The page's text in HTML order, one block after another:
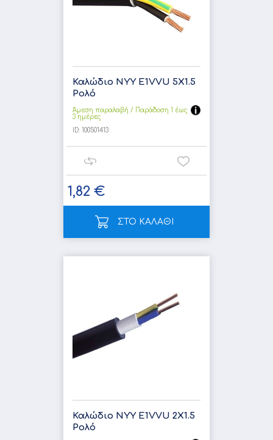
Καλώδιο NYY E1VVU 5X1.5
Ρολό
Άμεση παραλαβή / Παράδoση 1 έως
3 ημέρες
ID: 100501413
1,82 €
ΣΤΟ ΚΑΛΑΘΙ
Καλώδιο NYY E1VVU 2X1.5
Ρολό